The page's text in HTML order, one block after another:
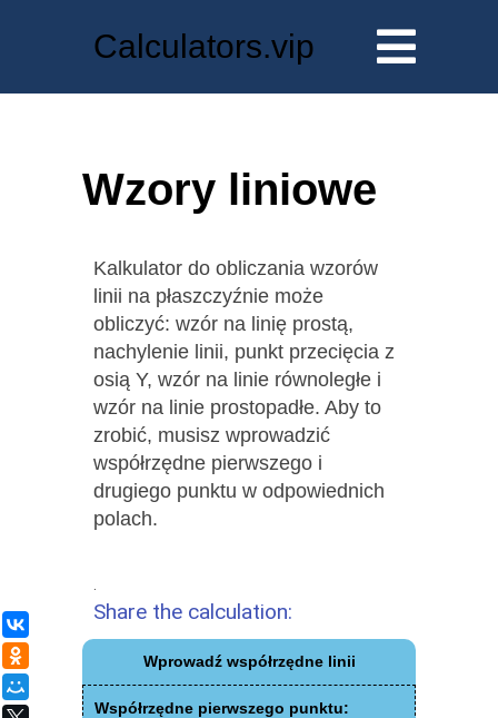
Calculators.vip
Wzory liniowe
Kalkulator do obliczania wzorów
linii na płaszczyźnie może
obliczyć: wzór na linię prostą,
nachylenie linii, punkt przecięcia z
osią Y, wzór na linie równoległe i
wzór na linie prostopadłe. Aby to
zrobić, musisz wprowadzić
współrzędne pierwszego i
drugiego punktu w odpowiednich
polach.
Share the calculation:
Wprowadź współrzędne linii
Współrzędne pierwszego punktu:
ВКонтакте
Одноклассники
Мой Мир